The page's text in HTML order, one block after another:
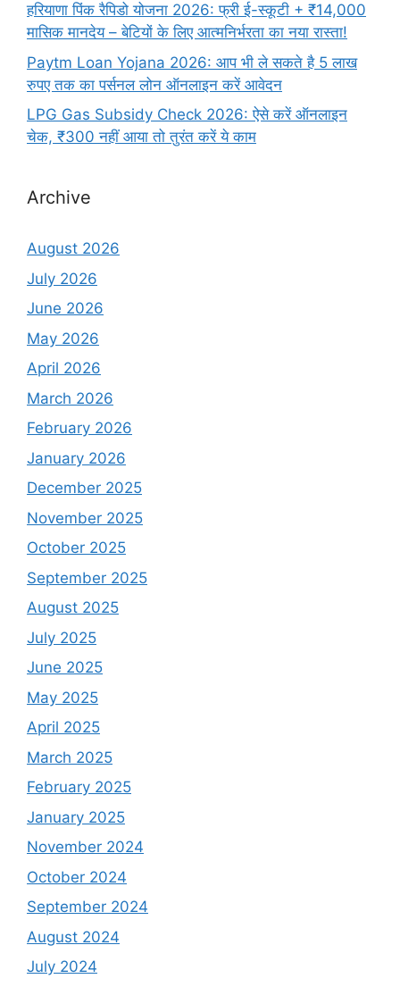
हरियाणा पिंक रैपिडो योजना 2026: फ्री ई-स्कूटी + ₹14,000
मासिक मानदेय – बेटियों के लिए आत्मनिर्भरता का नया रास्ता!
Paytm Loan Yojana 2026: आप भी ले सकते है 5 लाख
रुपए तक का पर्सनल लोन ऑनलाइन करें आवेदन
LPG Gas Subsidy Check 2026: ऐसे करें ऑनलाइन
चेक, ₹300 नहीं आया तो तुरंत करें ये काम
Archive
August 2026
July 2026
June 2026
May 2026
April 2026
March 2026
February 2026
January 2026
December 2025
November 2025
October 2025
September 2025
August 2025
July 2025
June 2025
May 2025
April 2025
March 2025
February 2025
January 2025
November 2024
October 2024
September 2024
August 2024
July 2024